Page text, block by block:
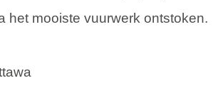
het mooiste vuurwerk ontstoken.